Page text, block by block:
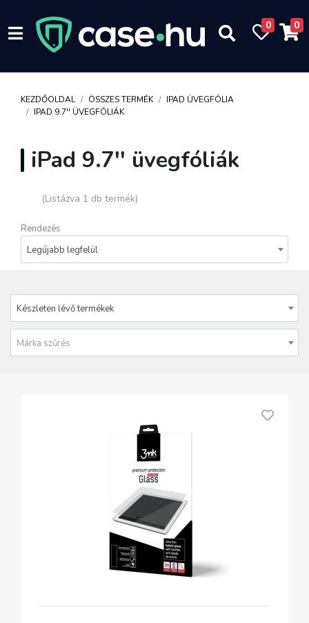
0 0
KEZDŐOLDAL ÖSSZES TERMÉK
IPAD ÜVEGFÓLIA
IPAD 9.7'' ÜVEGFÓLIÁK
iPad 9.7'' üvegfóliák
(Listázva 1 db termék)
Rendezés
Legújabb legfelül
Készleten lévő termékek
Márka szűrés